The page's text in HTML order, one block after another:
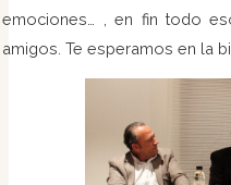
emociones… , en fin todo
amigos. Te esperamos en la